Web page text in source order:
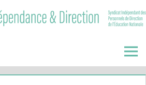
Menu